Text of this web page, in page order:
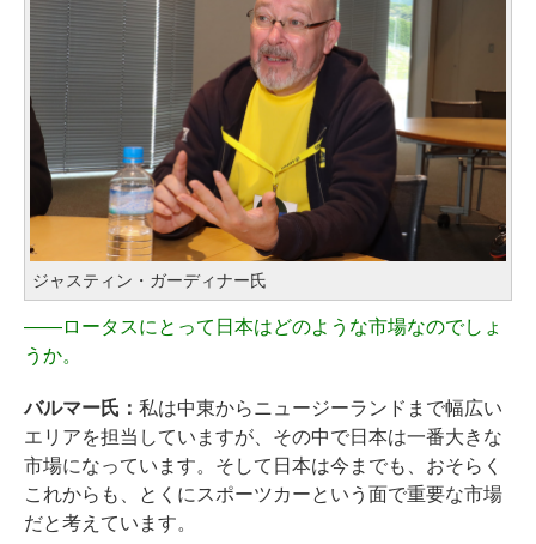
ジャスティン・ガーディナー氏
――ロータスにとって日本はどのような市場なのでしょ
うか。
バルマー氏： 私は中東からニュージーランドまで幅広い
エリアを担当していますが、その中で日本は一番大きな
市場になっています。そして日本は今までも、おそらく
これからも、とくにスポーツカーという面で重要な市場
だと考えています。